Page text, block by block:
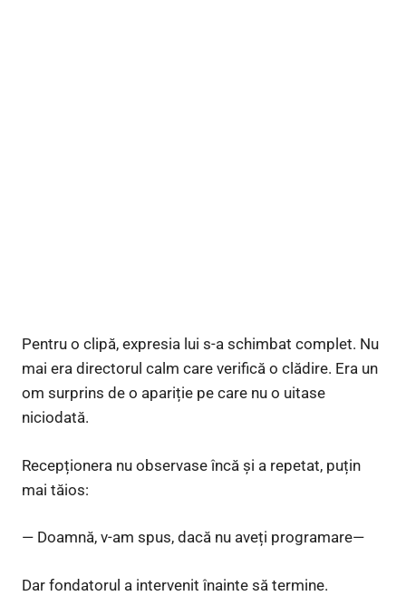
Pentru o clipă, expresia lui s-a schimbat complet. Nu
mai era directorul calm care verifică o clădire. Era un
om surprins de o apariție pe care nu o uitase
niciodată.
Recepționera nu observase încă și a repetat, puțin
mai tăios:
— Doamnă, v-am spus, dacă nu aveți programare—
Dar fondatorul a intervenit înainte să termine.